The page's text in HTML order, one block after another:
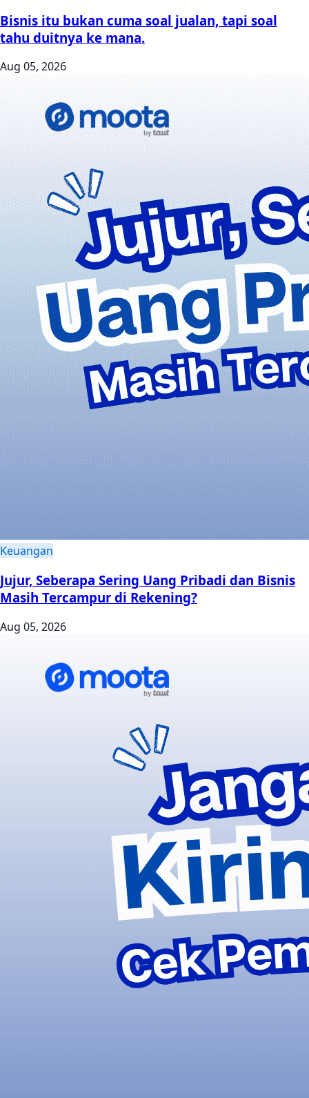
Bisnis itu bukan cuma soal jualan, tapi soal
tahu duitnya ke mana.
Aug 05, 2026
Keuangan
Jujur, Seberapa Sering Uang Pribadi dan Bisnis
Masih Tercampur di Rekening?
Aug 05, 2026